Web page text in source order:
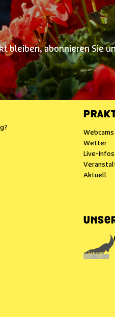
bleiben, abonnieren Sie
Webcams
Wetter
Live-Infos
Aktuell